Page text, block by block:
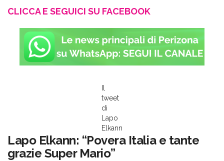
CLICCA E SEGUICI SU FACEBOOK
tweet
di
Lapo
Elkann
Lapo Elkann: “Povera Italia e tante
grazie Super Mario”